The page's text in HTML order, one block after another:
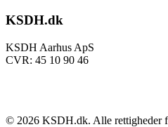
KSDH.dk
KSDH Aarhus ApS
CVR: 45 10 90 46
© 2026 KSDH.dk. Alle rettigheder